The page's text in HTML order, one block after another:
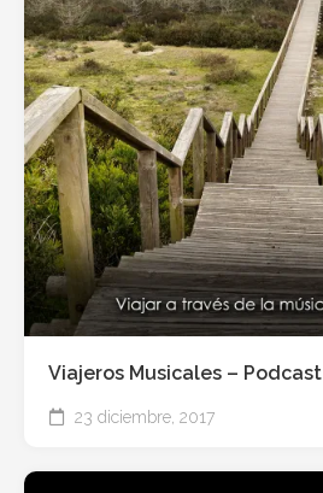
Viajeros Musicales – Podcast
23 diciembre, 2017